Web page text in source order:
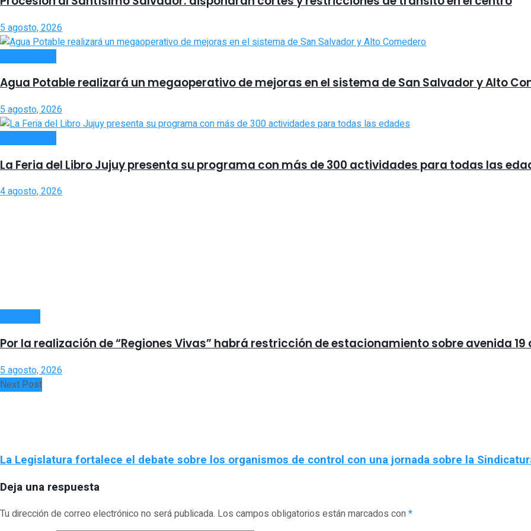
5 agosto, 2026
Agua Potable realizará un megaoperativo de mejoras en el sistema de San Salvador y Alto
5 agosto, 2026
La Feria del Libro Jujuy presenta su programa con más de 300 actividades para todas las
4 agosto, 2026
Por la realización de “Regiones Vivas” habrá restricción de estacionamiento sobre avenida 19
5 agosto, 2026
Next Post
La Legislatura fortalece el debate sobre los organismos de control con una jornada sobre la
Deja una respuesta
Tu dirección de correo electrónico no será publicada. Los campos obligatorios están marcados con*